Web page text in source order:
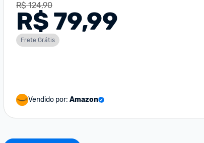
R$ 124,90
R$ 79,99
Frete Grátis
Vendido por: Amazon